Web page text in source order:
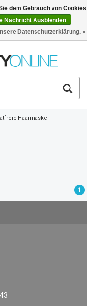
Deutsch €
Haarmaske
1
dem Gebrauch von Cookies
Nachricht Ausblenden
Datenschutzerklärung. »